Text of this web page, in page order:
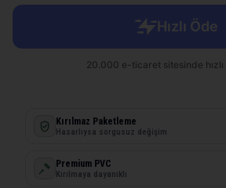
Kırılmaz Paketleme
Hasarlıysa sorgusuz değişim
Premium PVC
Kırılmaya dayanıklı